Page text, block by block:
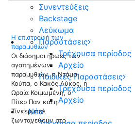
Συνεντεύξεις
Backstage
Λεύκωμα
Παραστάσεις
Τρέχουσα περίοδος
Αρχείο
Παιδικές Παραστάσεις
Τρέχουσα περίοδος
Αρχείο
Νέα
Η επιστροφή των
παραμυθιών
Οι διάσημοι ήρωες των
αγαπημένων
παραμυθιών, η Ντάμα
Κούπα, ο Κακός Λύκος, η
Ωραία Κοιμωμένη, ο
Πίτερ Παν και η
Τίνκερμπελ
ζωντανεύουν στο